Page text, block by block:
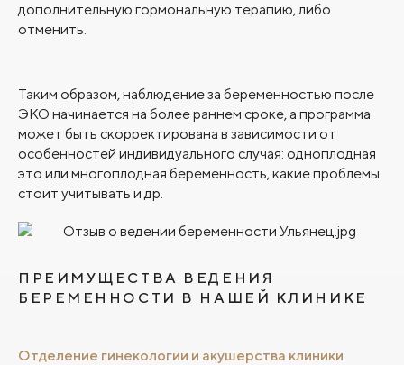
дополнительную гормональную терапию, либо
отменить.
Таким образом, наблюдение за беременностью после
ЭКО начинается на более раннем сроке, а программа
может быть скорректирована в зависимости от
особенностей индивидуального случая: одноплодная
это или многоплодная беременность, какие проблемы
стоит учитывать и др.
ПРЕИМУЩЕСТВА ВЕДЕНИЯ
БЕРЕМЕННОСТИ В НАШЕЙ КЛИНИКЕ
Отделение гинекологии и акушерства клиники